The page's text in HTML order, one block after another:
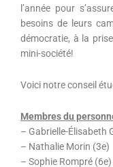
l’année pour
besoins de leurs
démocratie, à la
mini-société!
Voici notre conseil
Membres du
– Gabrielle-Élisabeth
– Nathalie Morin (3e)
– Sophie Rompré (6e)